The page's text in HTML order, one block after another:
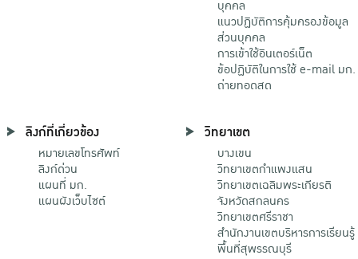
บุคคล
แนวปฏิบัติการคุ้มครองข้อมูล
ส่วนบุคคล
การเข้าใช้อินเตอร์เน็ต
ข้อปฏิบัติในการใช้ e-mail มก.
ถ่ายทอดสด
ลิงก์ที่เกี่ยวข้อง
หมายเลขโทรศัพท์
ลิงก์ด่วน
แผนที่ มก.
แผนผังเว็บไซต์
วิทยาเขต
บางเขน
วิทยาเขตกําแพงแสน
วิทยาเขตเฉลิมพระเกียรติ
จังหวัดสกลนคร
วิทยาเขตศรีราชา
สำนักงานเขตบริหารการเรียนรู้
พื้นที่สุพรรณบุรี